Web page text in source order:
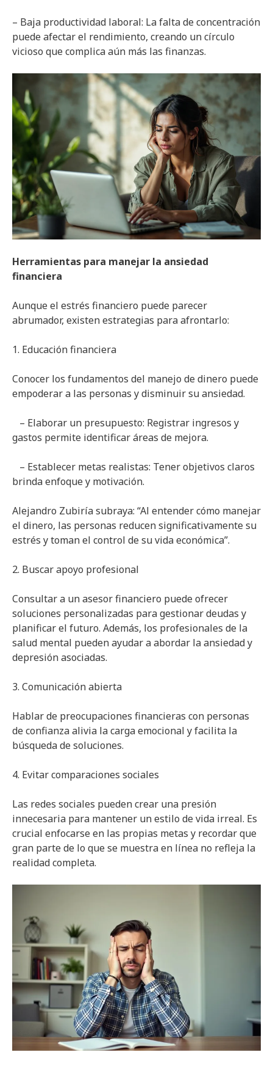
– Baja productividad laboral: La falta de concentración
puede afectar el rendimiento, creando un círculo
vicioso que complica aún más las finanzas.
Herramientas para manejar la ansiedad
financiera
Aunque el estrés financiero puede parecer
abrumador, existen estrategias para afrontarlo:
1. Educación financiera
Conocer los fundamentos del manejo de dinero puede
empoderar a las personas y disminuir su ansiedad.
– Elaborar un presupuesto: Registrar ingresos y
gastos permite identificar áreas de mejora.
– Establecer metas realistas: Tener objetivos claros
brinda enfoque y motivación.
Alejandro Zubiría subraya: “Al entender cómo manejar
el dinero, las personas reducen significativamente su
estrés y toman el control de su vida económica”.
2. Buscar apoyo profesional
Consultar a un asesor financiero puede ofrecer
soluciones personalizadas para gestionar deudas y
planificar el futuro. Además, los profesionales de la
salud mental pueden ayudar a abordar la ansiedad y
depresión asociadas.
3. Comunicación abierta
Hablar de preocupaciones financieras con personas
de confianza alivia la carga emocional y facilita la
búsqueda de soluciones.
4. Evitar comparaciones sociales
Las redes sociales pueden crear una presión
innecesaria para mantener un estilo de vida irreal. Es
crucial enfocarse en las propias metas y recordar que
gran parte de lo que se muestra en línea no refleja la
realidad completa.